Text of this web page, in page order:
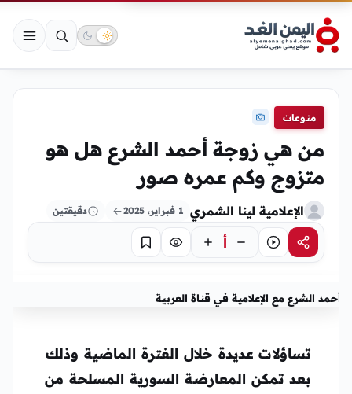
منوعات
من هي زوجة أحمد الشرع هل هو
متزوج وكم عمره صور
الإعلامية لينا الشمري 1 فبراير، 2025 دقيقتين
مشاركةاستماع أ تركيز حفظ
أحمد الشرع مع الإعلامية في قناة العربية
تساؤلات عديدة خلال الفترة الماضية وذلك
بعد تمكن المعارضة السورية المسلحة من